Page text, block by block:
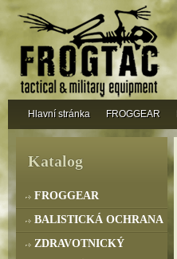
Katalog
FROGGEAR
BALISTICKÁ OCHRANA
ZDRAVOTNICKÝ
Hlavní stránka FROGGEAR